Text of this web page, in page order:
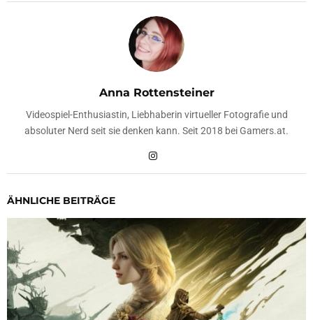
Anna Rottensteiner
Videospiel-Enthusiastin, Liebhaberin virtueller Fotografie und
absoluter Nerd seit sie denken kann. Seit 2018 bei Gamers.at.
ÄHNLICHE BEITRÄGE